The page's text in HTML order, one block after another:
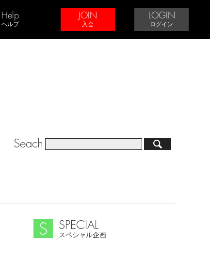
Help
ヘルプ
JOIN
入会
LOGIN
ログイン
Seach
SPECIAL
スペシャル企画